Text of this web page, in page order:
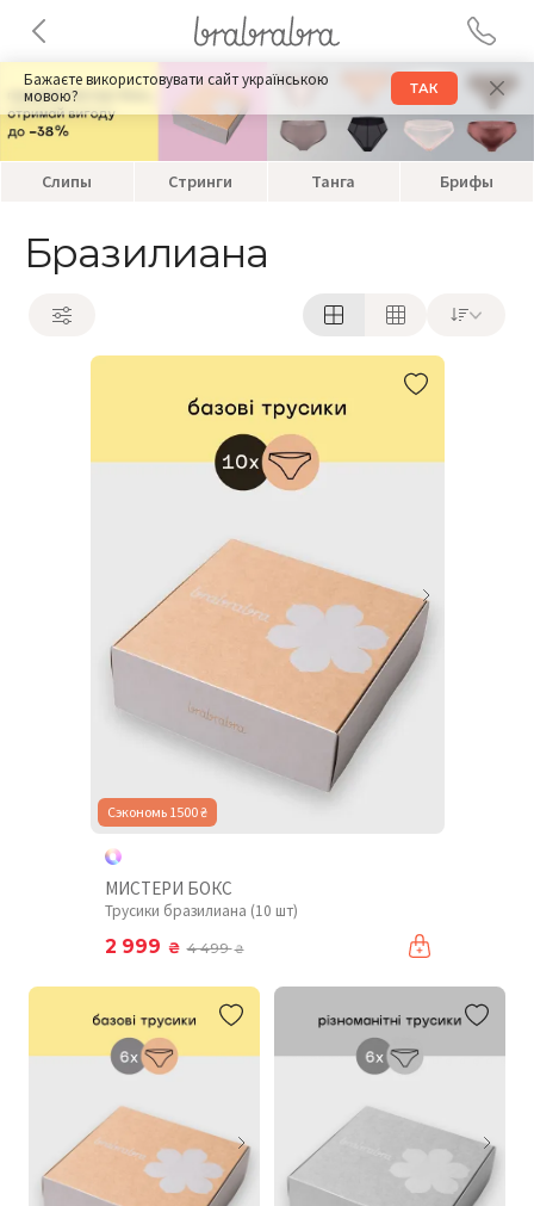
Бажаєте використовувати сайт українською
мовою?
ТАК
Слипы Стринги Танга Брифы
Бразилиана
Сэкономь 1500 ₴
МИСТЕРИ БОКС
Трусики бразилиана (10 шт)
2 999 ₴ 4 499₴